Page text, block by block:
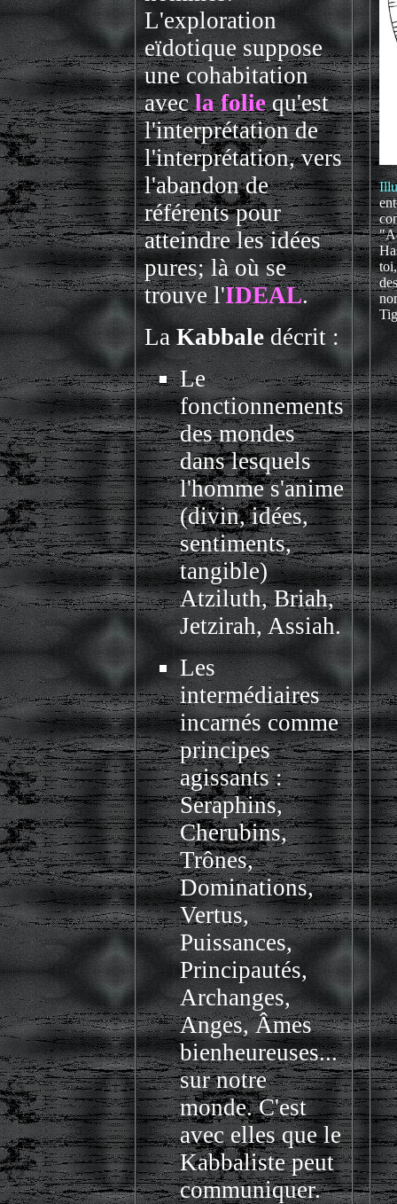
L'exploration
eïdotique suppose
une cohabitation
avecla foliequ'est
l'interprétation de
l'interprétation, vers
l'abandon de
référents pour
atteindre les idées
pures; là où se
trouve l'IDEAL.
LaKabbaledécrit :
Le
fonctionnements
des mondes
dans lesquels
l'homme s'anime
(divin, idées,
sentiments,
tangible)
Atziluth, Briah,
Jetzirah, Assiah.
Les
intermédiaires
incarnés comme
principes
agissants :
Seraphins,
Cherubins,
Trônes,
Dominations,
Vertus,
Puissances,
Principautés,
Archanges,
Anges, Âmes
bienheureuses...
sur notre
monde. C'est
avec elles que le
Kabbaliste peut
communiquer.